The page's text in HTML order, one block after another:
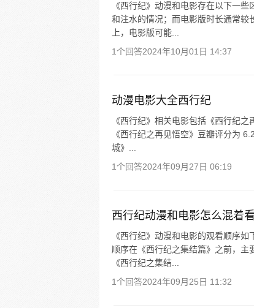
《西行纪》动漫和电影存在以下一
和注水的情况；而电影版时长通常较
上，电影版可能...
1个回答2024年10月01日 14:37
动漫电影大全西行纪
《西行纪》相关电影包括《西行纪
《西行纪之再见悟空》豆瓣评分为
城》...
1个回答2024年09月27日 06:19
西行纪动漫和电影怎么混着看
《西行纪》动漫和电影的观看顺序
顺序在《西行纪之集结篇》之前，
《西行纪之集结...
1个回答2024年09月25日 11:32